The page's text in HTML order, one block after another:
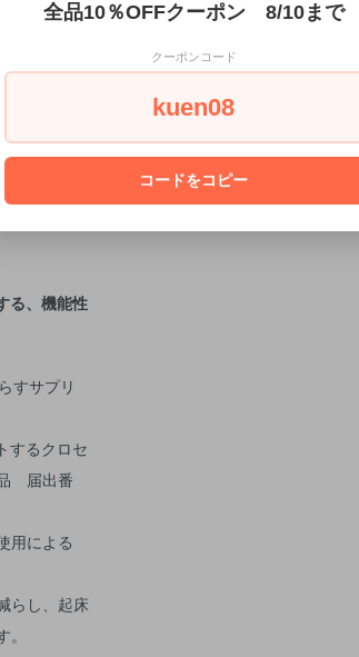
による
し、起床
タミンE
る、機能性
するクロセ
届出番
用による
らし、起床
全品10％OFFクーポン 8/10まで
クーポンコード
kuen08
コードをコピー